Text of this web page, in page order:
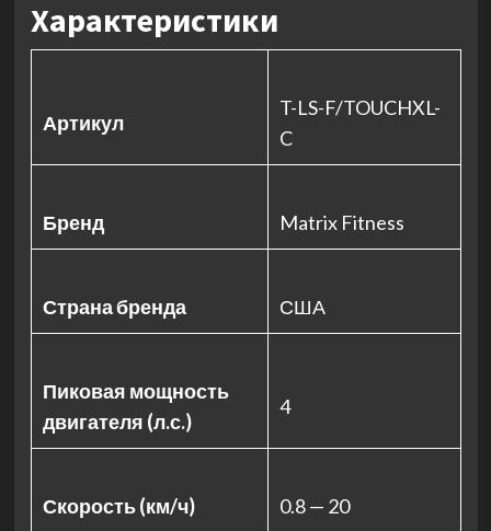
Характеристики
Артикул
T-LS-F/TOUCHXL-
C
Бренд Matrix Fitness
Страна бренда США
Пиковая мощность
двигателя (л.с.)
4
Скорость (км/ч) 0.8 — 20